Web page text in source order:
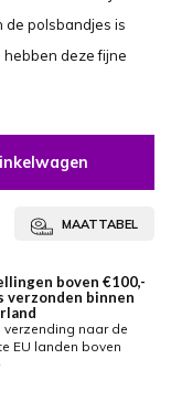
de polsbandjes is
deze fijne
MAATTABEL
boven €100,-
verzonden binnen
verzending naar de
EU landen boven